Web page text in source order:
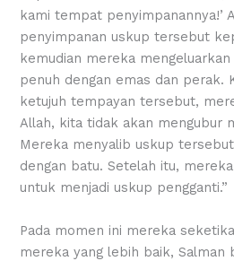
kami tempat penyimpanannya!’
penyimpanan uskup tersebut
kemudian mereka
penuh dengan emas dan perak.
ketujuh tempayan tersebut,
Allah, kita tidak akan mengubur
Mereka menyalib uskup
dengan batu. Setelah itu,
untuk menjadi uskup pengganti.”
Pada momen ini mereka
mereka yang lebih baik, Salman